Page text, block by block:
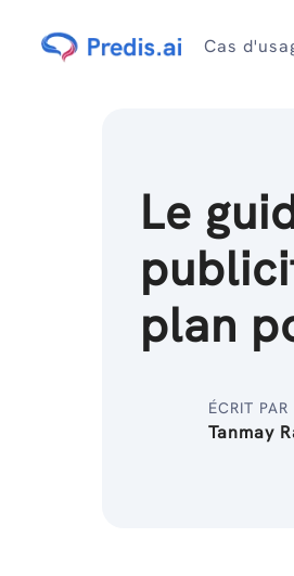
contenu
Cas
Le
plan
ÉCRIT PAR
Tanmay